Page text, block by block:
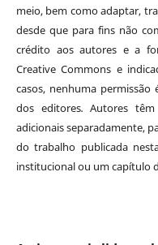
meio, bem como adaptar,
desde que para fins não
crédito aos autores e a
Creative Commons e
casos, nenhuma
dos editores.Autores
adicionais separadamente,
do trabalho publicada
institucional ou um capítulo